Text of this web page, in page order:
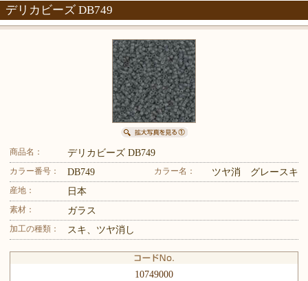
デリカビーズ DB749
商品名： デリカビーズ DB749
カラー番号： DB749 カラー名： ツヤ消 グレースキ
産地： 日本
素材： ガラス
加工の種類： スキ、ツヤ消し
10749000